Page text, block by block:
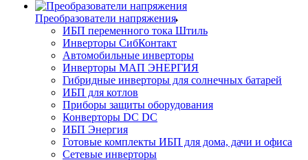
Преобразователи напряжения
ИБП переменного тока Штиль
Инверторы СибКонтакт
Автомобильные инверторы
Инверторы МАП ЭНЕРГИЯ
Гибридные инверторы для солнечных батарей
ИБП для котлов
Приборы защиты оборудования
Конверторы DC DC
ИБП Энергия
Готовые комплекты ИБП для дома, дачи и офиса
Сетевые инверторы